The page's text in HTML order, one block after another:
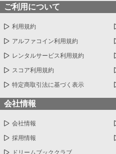
ご利用について
利用規約
アルファコイン利用規約
レンタルサービス利用規約
スコア利用規約
特定商取引法に基づく表示
会社情報
会社情報
採用情報
ドリームブッククラブ